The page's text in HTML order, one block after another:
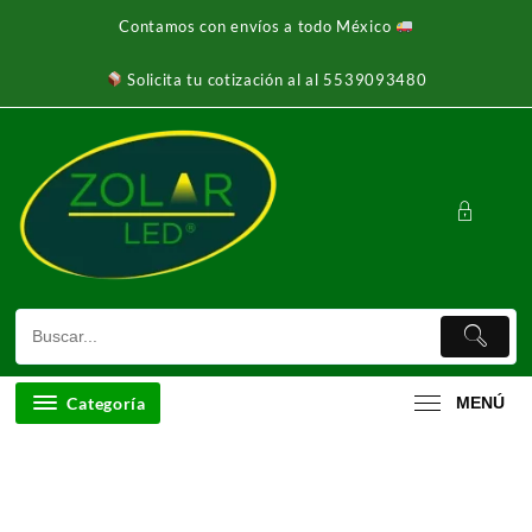
Contamos con envíos a todo México
Solicita tu cotización al al 5539093480
Categoría MENÚ